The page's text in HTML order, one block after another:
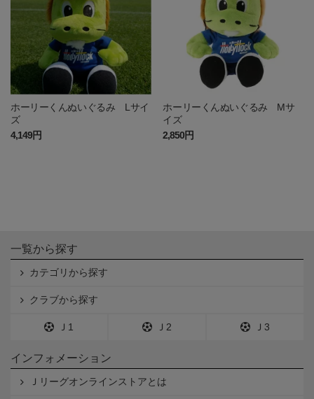
ホーリーくんぬいぐるみ Lサイ
ズ
4,149円
ホーリーくんぬいぐるみ Mサ
イズ
2,850円
一覧から探す
カテゴリから探す
クラブから探す
Ｊ1 Ｊ2 Ｊ3
インフォメーション
Ｊリーグオンラインストアとは